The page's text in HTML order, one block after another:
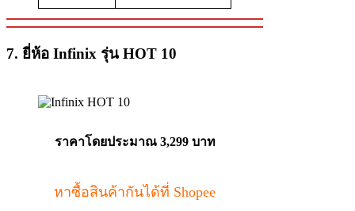
7. ยี่ห้อ Infinix รุ่น HOT 10
ราคาโดยประมาณ 3,299 บาท
หาซื้อสินค้ากันได้ที่ Shopee